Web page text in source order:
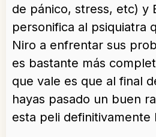
de pánico, stress, etc) y
personifica al psiquiatra
Niro a enfrentar sus
es bastante más
que vale es que al final
hayas pasado un buen
esta peli definitivamente